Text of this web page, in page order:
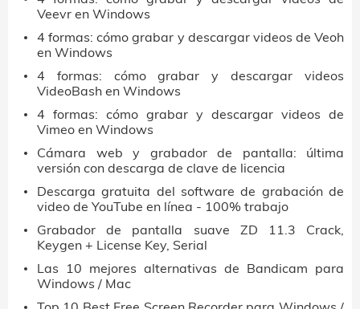
Veevr en Windows
4 formas: cómo grabar y descargar videos de Veoh
en Windows
4 formas: cómo grabar y descargar videos
VideoBash en Windows
4 formas: cómo grabar y descargar videos de
Vimeo en Windows
Cámara web y grabador de pantalla: última
versión con descarga de clave de licencia
Descarga gratuita del software de grabación de
video de YouTube en línea - 100% trabajo
Grabador de pantalla suave ZD 11.3 Crack,
Keygen + License Key, Serial
Las 10 mejores alternativas de Bandicam para
Windows / Mac